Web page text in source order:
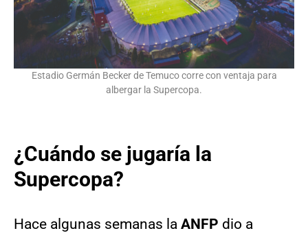
Estadio Germán Becker de Temuco corre con ventaja para
albergar la Supercopa.
¿Cuándo se jugaría la
Supercopa?
Hace algunas semanas la ANFP dio a